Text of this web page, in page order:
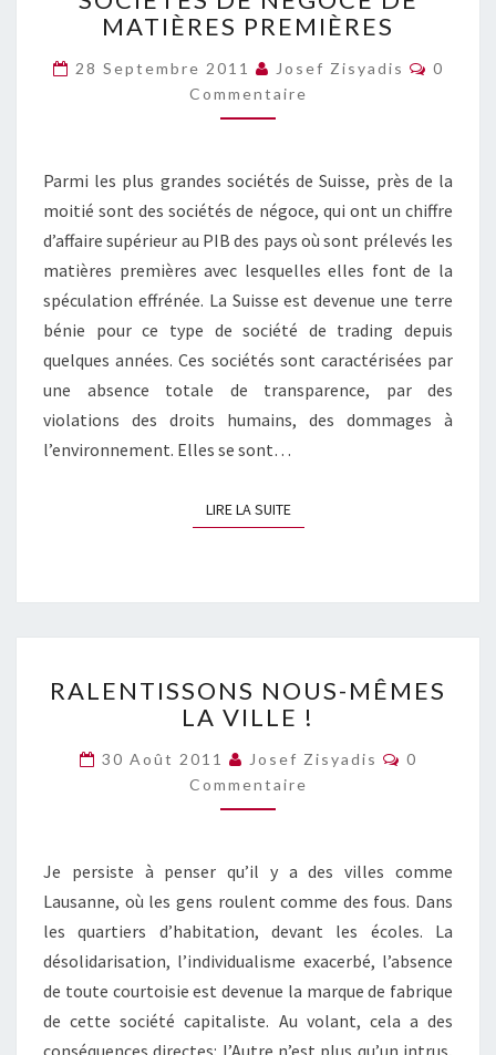
BÉNIE
SOCIÉTÉS
DE
NÉGOCE
MATIÈRES
PREMIÈRES
MATIÈRES PREMIÈRES
28 Septembre 2011 Josef Zisyadis
0
Commentaire
Parmi les plus grandes sociétés de Suisse, près de la
moitié sont des sociétés de négoce, qui ont un chiffre
d’affaire supérieur au PIB des pays où sont prélevés les
matières premières avec lesquelles elles font de la
spéculation effrénée. La Suisse est devenue une terre
bénie pour ce type de société de trading depuis
quelques années. Ces sociétés sont caractérisées par
une absence totale de transparence, par des
violations des droits humains, des dommages à
l’environnement. Elles se sont…
LIRE LA SUITELIRE LA SUITE
NOUS-
MÊMES
VILLE
!
RALENTISSONS NOUS-MÊMES
LA VILLE !
30 Août 2011 Josef Zisyadis
0
Commentaire
Je persiste à penser qu’il y a des villes comme
Lausanne, où les gens roulent comme des fous. Dans
les quartiers d’habitation, devant les écoles. La
désolidarisation, l’individualisme exacerbé, l’absence
de toute courtoisie est devenue la marque de fabrique
de cette société capitaliste. Au volant, cela a des
conséquences directes: l’Autre n’est plus qu’un intrus,